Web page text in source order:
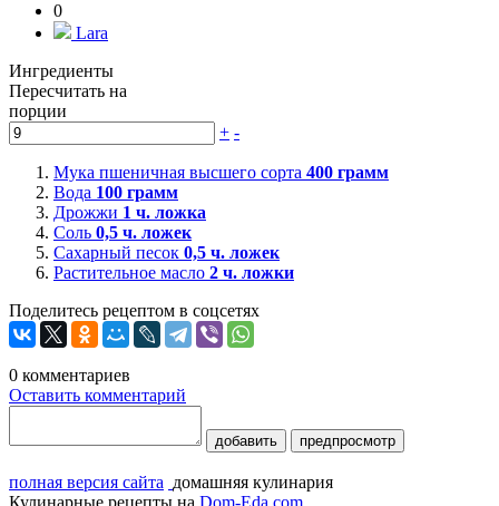
0
Lara
Ингредиенты
Пересчитать на
порции
+ -
Мука пшеничная высшего сорта 400 грамм
Вода 100 грамм
Дрожжи 1 ч. ложка
Соль 0,5 ч. ложек
Сахарный песок 0,5 ч. ложек
Растительное масло 2 ч. ложки
Поделитесь рецептом в соцсетях
0 комментариев
Оставить комментарий
добавить предпросмотр
полная версия сайта домашняя кулинария